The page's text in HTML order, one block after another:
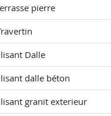
pierre
Dalle
dalle béton
granit exterieur